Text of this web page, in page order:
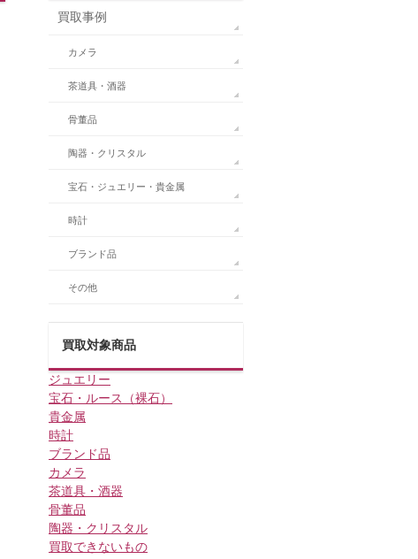
買取事例
カメラ
茶道具・酒器
骨董品
陶器・クリスタル
宝石・ジュエリー・貴金属
時計
ブランド品
その他
買取対象商品
ジュエリー
宝石・ルース（裸石）
貴金属
時計
ブランド品
カメラ
茶道具・酒器
骨董品
陶器・クリスタル
買取できないもの